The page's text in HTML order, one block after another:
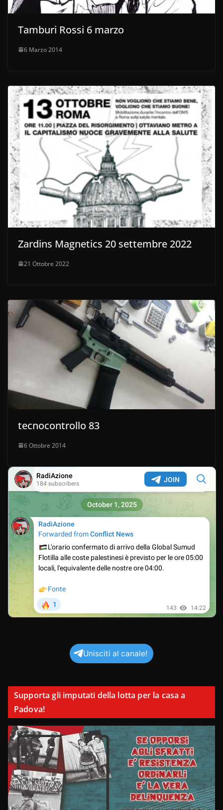
Tamburi Rossi 6 marzo
6 Marzo 2014
Zardins Magnetics 20 settembre 2022
21 Ottobre 2022
tecnocontrollo 83
6 Ottobre 2014
Unisciti al canale!
Supporta gli imputati della lotta per la casa a
Padova!